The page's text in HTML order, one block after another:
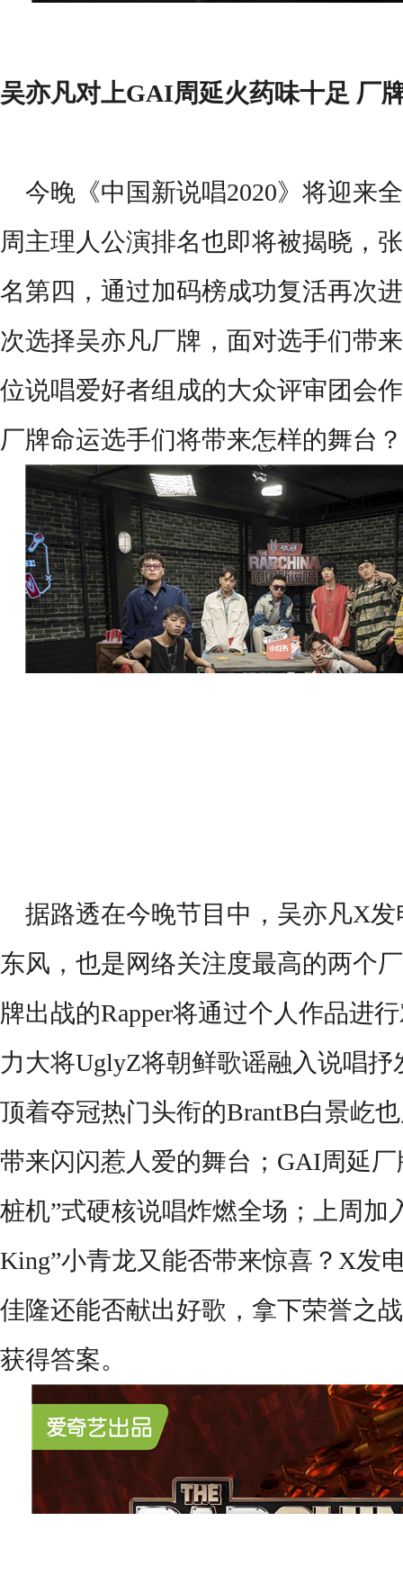
吴亦凡对上GAI周延火药味十足 厂
今晚《中国新说唱2020》将迎来
周主理人公演排名也即将被揭晓，
名第四，通过加码榜成功复活再次
次选择吴亦凡厂牌，面对选手们带
位说唱爱好者组成的大众评审团会
厂牌命运选手们将带来怎样的舞台？
据路透在今晚节目中，吴亦凡X发
东风，也是网络关注度最高的两个
牌出战的Rapper将通过个人作品进
力大将UglyZ将朝鲜歌谣融入说唱
顶着夺冠热门头衔的BrantB白景屹
带来闪闪惹人爱的舞台；GAI周延
桩机”式硬核说唱炸燃全场；上周加
King”小青龙又能否带来惊喜？X发
佳隆还能否献出好歌，拿下荣誉之
获得答案。